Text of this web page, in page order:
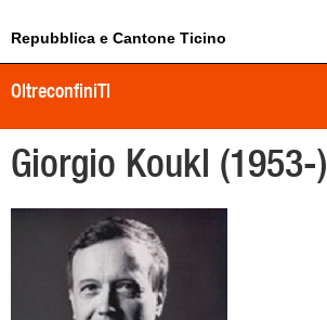
Repubblica e Cantone Ticino
OltreconfiniTI
Giorgio Koukl (1953-)